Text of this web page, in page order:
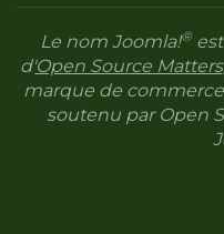
Le nom Joomla!®est
d'Open Source Matters
marque de
soutenu par Open